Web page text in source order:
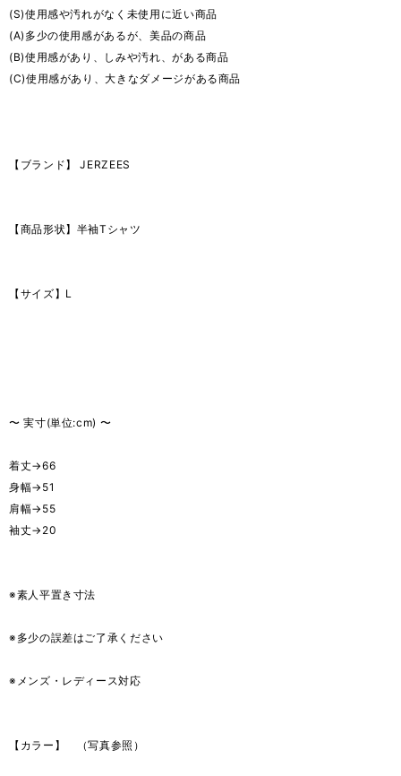
(S)使用感や汚れがなく未使用に近い商品
(A)多少の使用感があるが、美品の商品
(B)使用感があり、しみや汚れ、がある商品
(C)使用感があり、大きなダメージがある商品
【ブランド】 JERZEES
【商品形状】半袖Tシャツ
【サイズ】L
〜 実寸(単位:cm) 〜
着丈→66
身幅→51
肩幅→55
袖丈→20
※素人平置き寸法
※多少の誤差はご了承ください
※メンズ・レディース対応
【カラー】 （写真参照）